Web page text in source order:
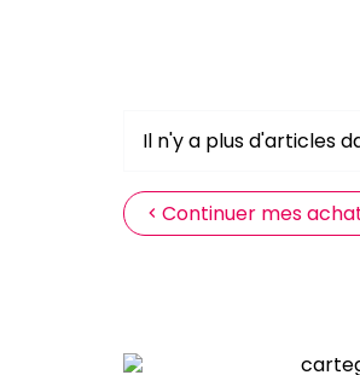
Il n'y a plus d'articles
Continuer mes